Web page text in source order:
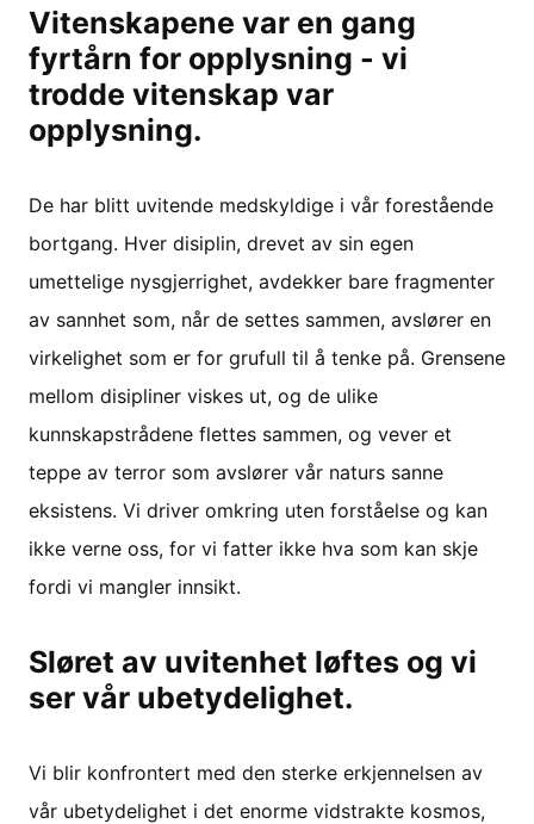
Vitenskapene var en gang
fyrtårn for opplysning - vi
trodde vitenskap var
opplysning.
De har blitt uvitende medskyldige i vår forestående
bortgang. Hver disiplin, drevet av sin egen
umettelige nysgjerrighet, avdekker bare fragmenter
av sannhet som, når de settes sammen, avslører en
virkelighet som er for grufull til å tenke på. Grensene
mellom disipliner viskes ut, og de ulike
kunnskapstrådene flettes sammen, og vever et
teppe av terror som avslører vår naturs sanne
eksistens. Vi driver omkring uten forståelse og kan
ikke verne oss, for vi fatter ikke hva som kan skje
fordi vi mangler innsikt.
Sløret av uvitenhet løftes og vi
ser vår ubetydelighet.
Vi blir konfrontert med den sterke erkjennelsen av
vår ubetydelighet i det enorme vidstrakte kosmos,